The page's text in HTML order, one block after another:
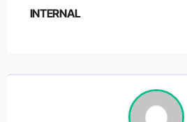
INTERNAL